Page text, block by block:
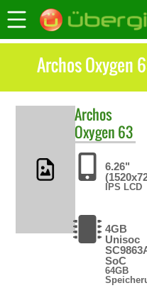
Archos Oxygen
Archos
Oxygen 63
6.26"
IPS LCD
4GB
Unisoc
SoC
64GB